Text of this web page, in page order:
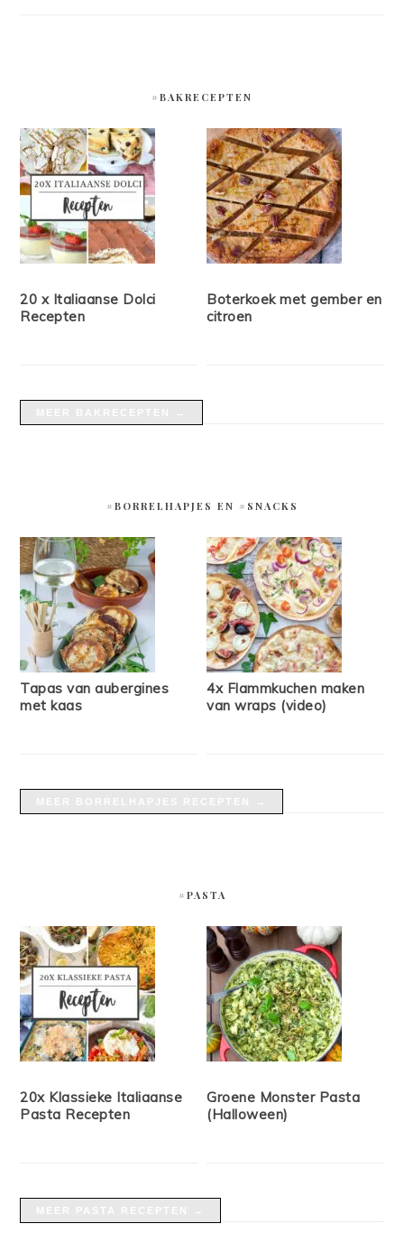
#BAKRECEPTEN
20 x Italiaanse Dolci
Recepten
Boterkoek met gember en
citroen
#BORRELHAPJES EN #SNACKS
Tapas van aubergines
met kaas
4x Flammkuchen maken
van wraps (video)
#PASTA
20x Klassieke Italiaanse
Pasta Recepten
Groene Monster Pasta
(Halloween)